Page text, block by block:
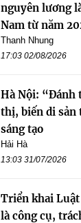
nguyên lương
Nam từ năm
Thanh Nhung
17:03 02/08/2026
Hà Nội: “Đánh
thị, biến di sản
sáng tạo
Hải Hà
13:03 31/07/2026
Triển khai
là công cụ,